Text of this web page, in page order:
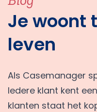
Je woont
leven
Als Casemanager
Iedere klant kent
klanten staat het